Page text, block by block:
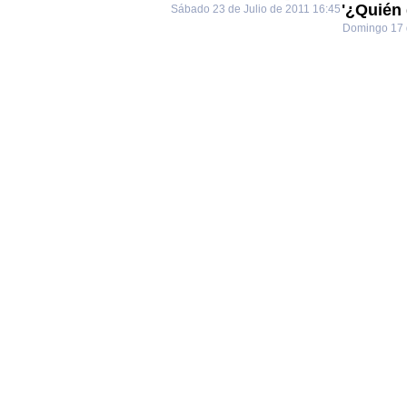
Sábado 23 de Julio de 2011 16:45 '¿Quién
Domingo 17